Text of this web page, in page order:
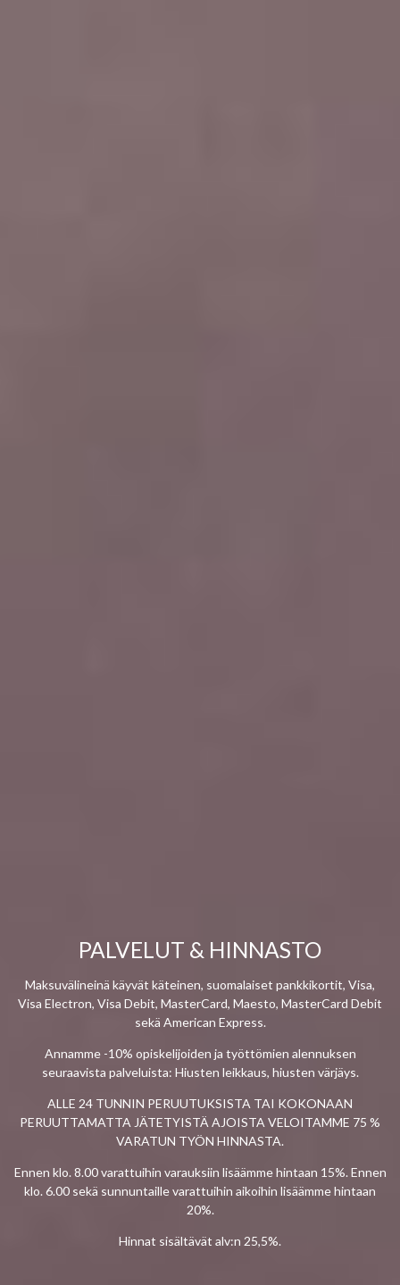
PALVELUT & HINNASTO
Maksuvälineinä käyvät käteinen, suomalaiset pankkikortit, Visa,
Visa Electron, Visa Debit, MasterCard, Maesto, MasterCard Debit
sekä American Express.
Annamme -10% opiskelijoiden ja työttömien alennuksen
seuraavista palveluista: Hiusten leikkaus, hiusten värjäys.
ALLE 24 TUNNIN PERUUTUKSISTA TAI KOKONAAN
PERUUTTAMATTA JÄTETYISTÄ AJOISTA VELOITAMME 75 %
VARATUN TYÖN HINNASTA.
Ennen klo. 8.00 varattuihin varauksiin lisäämme hintaan 15%. Ennen
klo. 6.00 sekä sunnuntaille varattuihin aikoihin lisäämme hintaan
20%.
Hinnat sisältävät alv:n 25,5%.